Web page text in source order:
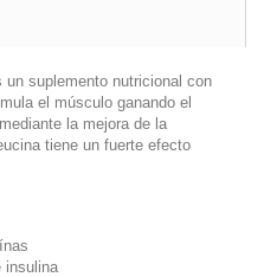
un suplemento nutricional con
el músculo ganando el
la mejora de la
tiene un fuerte efecto
insulina